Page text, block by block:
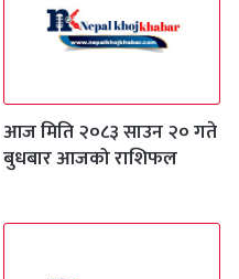
आज मिति २०८३ साउन २० गते
बुधबार आजको राशिफल